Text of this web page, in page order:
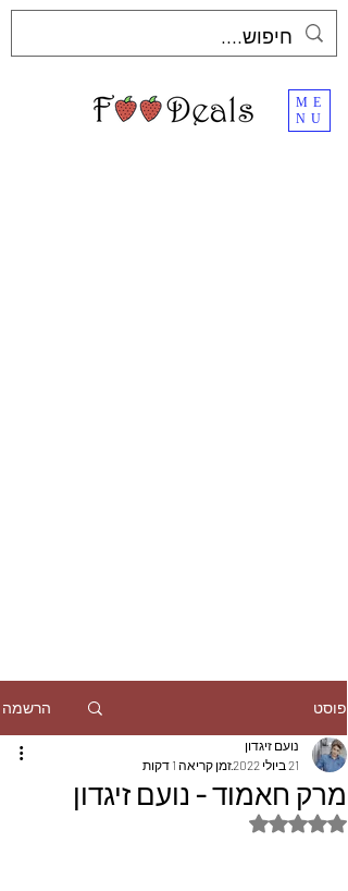
ME
NU
פוסט הרשמה
מרק חאמוד - נועם זיגדון
נועם זיגדון
21 ביולי 2022
זמן קריאה 1 דקות
דירוג של NaN מתוך 5 כוכבים